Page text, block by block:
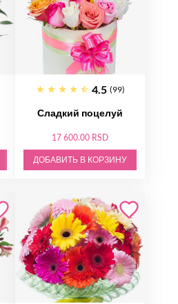
4.5 (99)
Сладкий поцелуй
17 600.00 RSD
ДОБАВИТЬ В КОРЗИНУ